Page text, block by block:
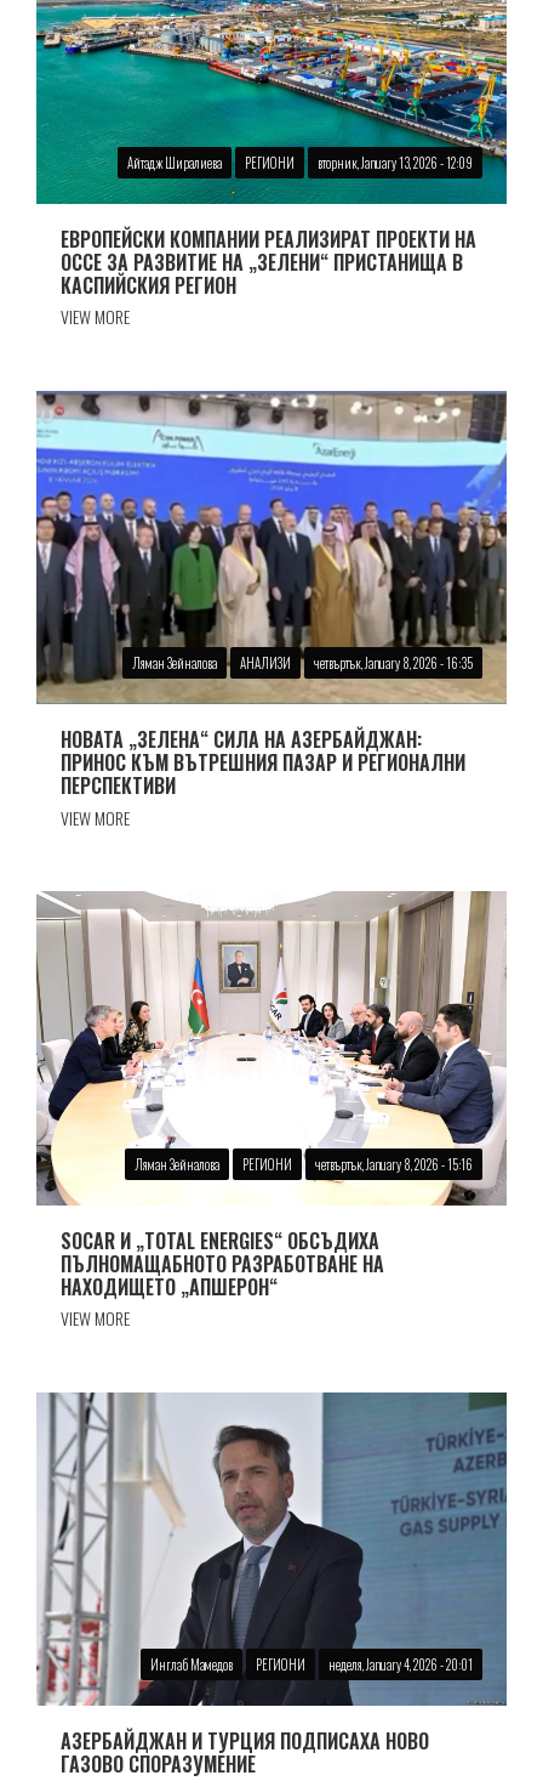
Айтадж Ширалиева РЕГИОНИ вторник, January 13, 2026 - 12:09
ЕВРОПЕЙСКИ КОМПАНИИ РЕАЛИЗИРАТ ПРОЕКТИ НА
ОССЕ ЗА РАЗВИТИЕ НА „ЗЕЛЕНИ“ ПРИСТАНИЩА В
КАСПИЙСКИЯ РЕГИОН
VIEW MORE
Ляман Зейналова АНАЛИЗИ четвъртък, January 8, 2026 - 16:35
НОВАТА „ЗЕЛЕНА“ СИЛА НА АЗЕРБАЙДЖАН:
ПРИНОС КЪМ ВЪТРЕШНИЯ ПАЗАР И РЕГИОНАЛНИ
ПЕРСПЕКТИВИ
VIEW MORE
Ляман Зейналова РЕГИОНИ четвъртък, January 8, 2026 - 15:16
SOCAR И „TOTAL ENERGIES“ ОБСЪДИХА
ПЪЛНОМАЩАБНОТО РАЗРАБОТВАНЕ НА
НАХОДИЩЕТО „АПШЕРОН“
VIEW MORE
Инглаб Мамедов РЕГИОНИ неделя, January 4, 2026 - 20:01
АЗЕРБАЙДЖАН И ТУРЦИЯ ПОДПИСАХА НОВО
ГАЗОВО СПОРАЗУМЕНИЕ